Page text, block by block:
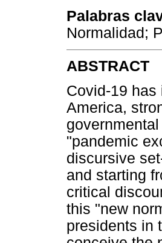
Palabras
Normalidad;
ABSTRACT
Covid-19
America,
"pandemic
discursive
and starting
critical
this "new
presidents in